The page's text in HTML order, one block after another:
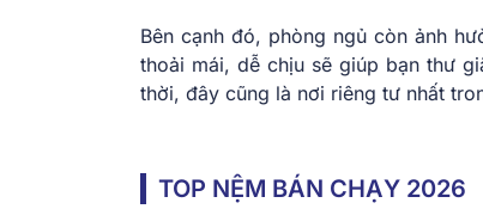
Bên cạnh đó, phòng ngủ còn ảnh
thoải mái, dễ chịu sẽ giúp bạn thư
thời, đây cũng là nơi riêng tư nhất
TOP NỆM BÁN CHẠY 2026